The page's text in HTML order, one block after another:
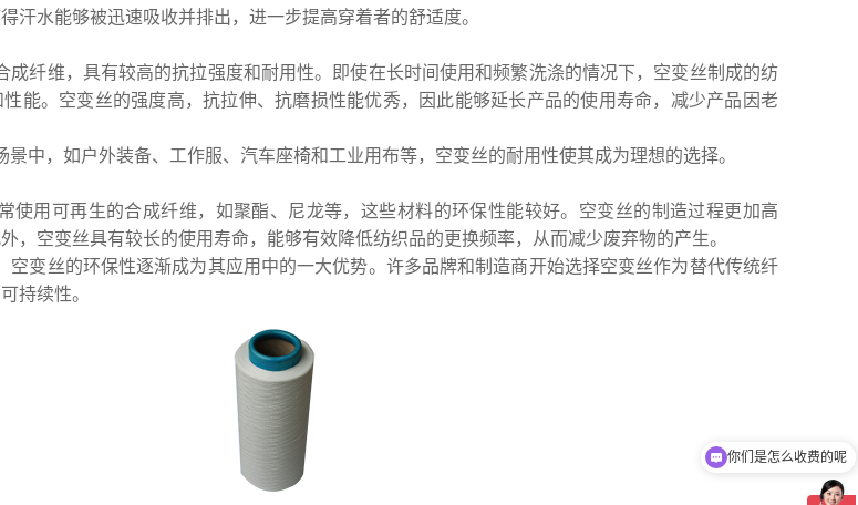
汗水能够被迅速吸收并排出，进一步提高穿着者的舒适度。
成纤维，具有较高的抗拉强度和耐用性。即使在长时间使用和频繁洗涤的情况下，空变丝制成的纺
能。空变丝的强度高，抗拉伸、抗磨损性能优秀，因此能够延长产品的使用寿命，减少产品因老
中，如户外装备、工作服、汽车座椅和工业用布等，空变丝的耐用性使其成为理想的选择。
使用可再生的合成纤维，如聚酯、尼龙等，这些材料的环保性能较好。空变丝的制造过程更加高
，空变丝具有较长的使用寿命，能够有效降低纺织品的更换频率，从而减少废弃物的产生。
空变丝的环保性逐渐成为其应用中的一大优势。许多品牌和制造商开始选择空变丝作为替代传统纤
持续性。